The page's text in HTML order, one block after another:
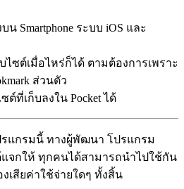
Smartphone ระบบ iOS และ
ไซต์เมื่อไหร่ก็ได้ ตามต้องการเพราะ
ส่วนตัว
ต์ที่เก็บลงใน Pocket ได้
รแกรมนี้ ทางผู้พัฒนา โปรแกรม
ด้แจกให้ ทุกคนได้สามารถนำไปใช้กัน
เสียค่าใช้จ่ายใดๆ ทั้งสิ้น